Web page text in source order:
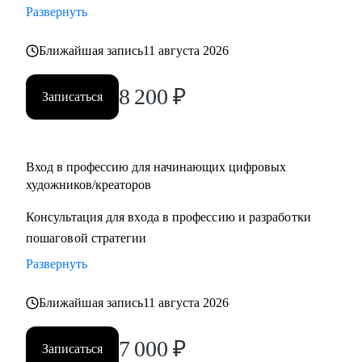
для правительства Дубая
С чем могу помочь:
• побороть страхи неизвестности и мнимой сложности
творческой работы
• создать ступенчатую программу развития тебя, как
художника
• дать советы по прохождению собеседований и провести
• провести ревью тестовых заданий, дать рекомендации
• познакомить с AI инструментами и вместе внедрить их в
твой рабочий процесс
• обучить с нуля работать в 3D, 3D-сканированием, AR,
Развернуть
Ближайшая запись11 августа 2026
Записаться 8 200 ₽
Вход в профессию для начинающих цифровых
художников/креаторов
Консультация для входа в профессию и разработки
пошаговой стратегии
Развернуть
Ближайшая запись11 августа 2026
Записаться 7 000 ₽